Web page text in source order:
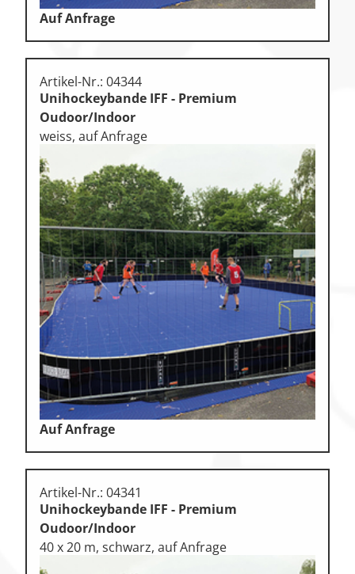
Therapiebedarf
Training, Vereinsbedarf
Volleyball, Beachvolleyball
Auf Anfrage
Artikel-Nr.: 04344
Unihockeybande IFF - Premium
Oudoor/Indoor
weiss, auf Anfrage
Auf Anfrage
Artikel-Nr.: 04341
Unihockeybande IFF - Premium
Oudoor/Indoor
40 x 20 m, schwarz, auf Anfrage